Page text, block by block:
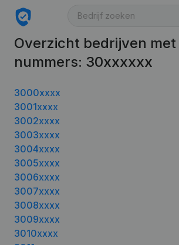
Overzicht bedrijven
nummers: 30xxxxxx
3000xxxx
3001xxxx
3002xxxx
3003xxxx
3004xxxx
3005xxxx
3006xxxx
3007xxxx
3008xxxx
3009xxxx
3010xxxx